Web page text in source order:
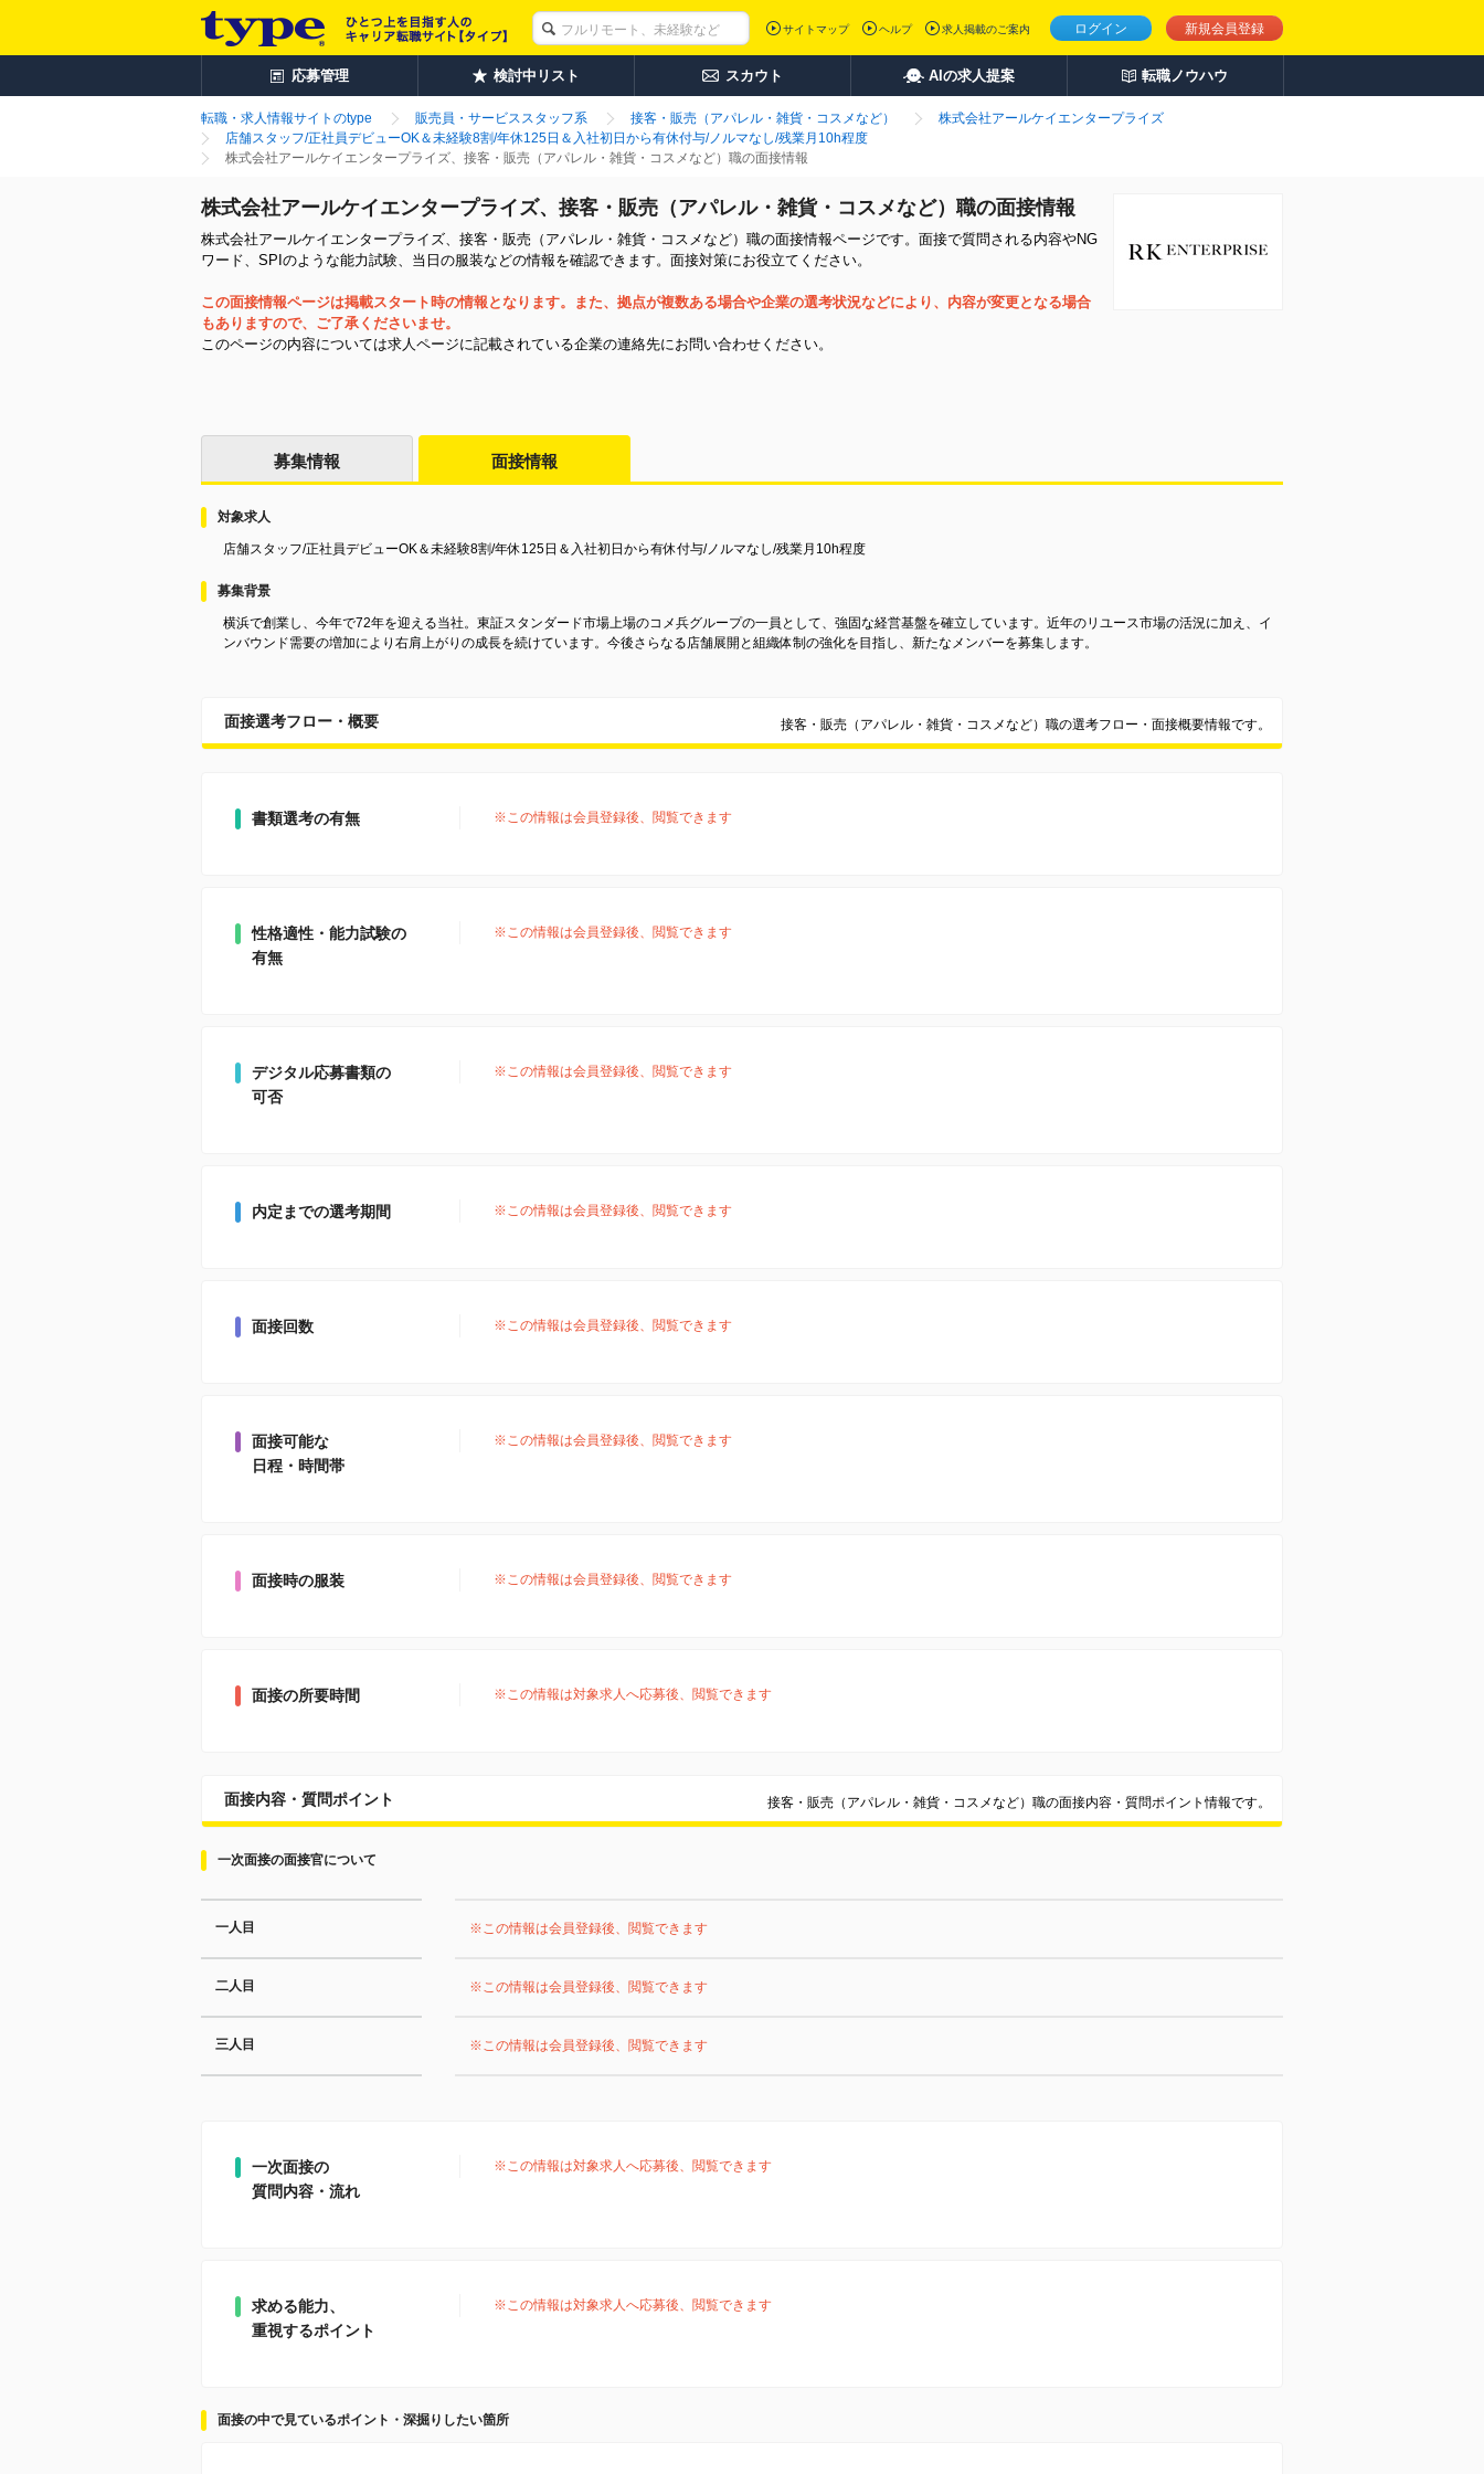
ログイン 新規会員登録
サイトマップ ヘルプ 求人掲載のご案内
応募管理 検討中リスト スカウト AIの求人提案 転職ノウハウ
転職・求人情報サイトのtype 販売員・サービススタッフ系 接客・販売（アパレル・雑貨・コスメなど）
株式会社アールケイエンタープライズ
店舗スタッフ/正社員デビューOK＆未経験8割/年休125日＆入社初日から有休付与/ノルマなし/残業月10h程度
株式会社アールケイエンタープライズ、接客・販売（アパレル・雑貨・コスメなど）職の面接情報
株式会社アールケイエンタープライズ、接客・販売（アパレル・雑貨・コスメなど）職の面接情報
株式会社アールケイエンタープライズ、接客・販売（アパレル・雑貨・コスメなど）職の面接情報ページです。面接で質問される内容やNG
ワード、SPIのような能力試験、当日の服装などの情報を確認できます。面接対策にお役立てください。
この面接情報ページは掲載スタート時の情報となります。また、拠点が複数ある場合や企業の選考状況などにより、内容が変更となる場合
もありますので、ご了承くださいませ。
このページの内容については求人ページに記載されている企業の連絡先にお問い合わせください。
募集情報 面接情報
対象求人
店舗スタッフ/正社員デビューOK＆未経験8割/年休125日＆入社初日から有休付与/ノルマなし/残業月10h程度
募集背景
横浜で創業し、今年で72年を迎える当社。東証スタンダード市場上場のコメ兵グループの一員として、強固な経営基盤を確立しています。近年のリユース市場の活況に加え、イ
ンバウンド需要の増加により右肩上がりの成長を続けています。今後さらなる店舗展開と組織体制の強化を目指し、新たなメンバーを募集します。
面接選考フロー・概要 接客・販売（アパレル・雑貨・コスメなど）職の選考フロー・面接概要情報です。
書類選考の有無 ※この情報は会員登録後、閲覧できます
性格適性・能力試験の
有無
※この情報は会員登録後、閲覧できます
デジタル応募書類の
可否
※この情報は会員登録後、閲覧できます
内定までの選考期間 ※この情報は会員登録後、閲覧できます
面接回数 ※この情報は会員登録後、閲覧できます
面接可能な
日程・時間帯
※この情報は会員登録後、閲覧できます
面接時の服装 ※この情報は会員登録後、閲覧できます
面接の所要時間 ※この情報は対象求人へ応募後、閲覧できます
面接内容・質問ポイント 接客・販売（アパレル・雑貨・コスメなど）職の面接内容・質問ポイント情報です。
一次面接の面接官について
一人目 ※この情報は会員登録後、閲覧できます
二人目 ※この情報は会員登録後、閲覧できます
三人目 ※この情報は会員登録後、閲覧できます
一次面接の
質問内容・流れ
※この情報は対象求人へ応募後、閲覧できます
求める能力、
重視するポイント
※この情報は対象求人へ応募後、閲覧できます
面接の中で見ているポイント・深掘りしたい箇所